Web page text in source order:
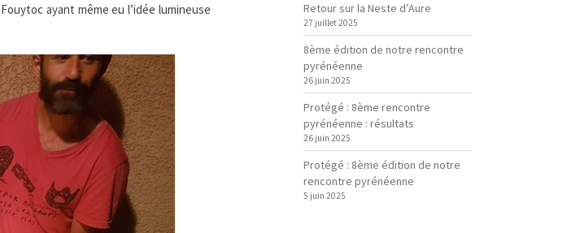
ayant même eu l’idée lumineuse
Retour sur la Neste d’Aure
27 juillet 2025
8ème édition de notre rencontre
pyrénéenne
26 juin 2025
Protégé : 8ème rencontre
pyrénéenne : résultats
26 juin 2025
Protégé : 8ème édition de notre
rencontre pyrénéenne
5 juin 2025